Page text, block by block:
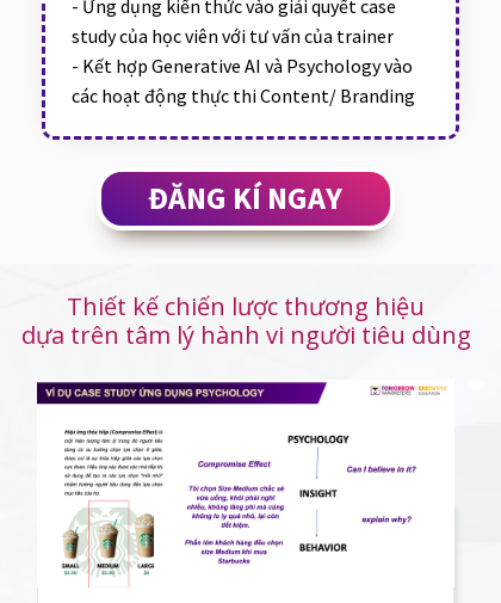
ĐĂNG KÍ NGAY
- Ứng dụng kiến thức vào giải quyết case
study của học viên với tư vấn của trainer
- Kết hợp Generative AI và Psychology vào
các hoạt động thực thi Content/ Branding
Thiết kế chiến lược thương hiệu
dựa trên tâm lý hành vi người tiêu dùng